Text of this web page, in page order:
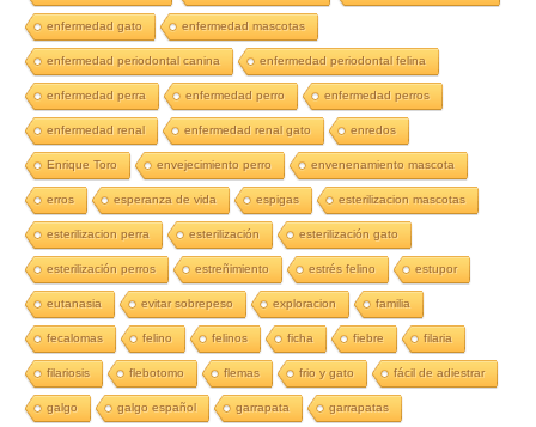
enfermedad gato enfermedad mascotas
enfermedad periodontal canina enfermedad periodontal felina
enfermedad perra enfermedad perro enfermedad perros
enfermedad renal enfermedad renal gato enredos
Enrique Toro envejecimiento perro envenenamiento mascota
erros esperanza de vida espigas esterilizacion mascotas
esterilizacion perra esterilización esterilización gato
esterilización perros estreñimiento estrés felino estupor
eutanasia evitar sobrepeso exploracion familia
fecalomas felino felinos ficha fiebre filaria
filariosis flebotomo flemas frio y gato fácil de adiestrar
galgo galgo español garrapata garrapatas